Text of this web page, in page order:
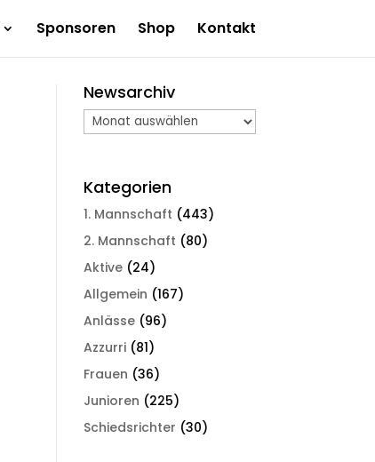
Sponsoren Shop Kontakt
Newsarchiv
Newsarchiv
Kategorien
1. Mannschaft (443)
2. Mannschaft (80)
Aktive (24)
Allgemein (167)
Anlässe (96)
Azzurri (81)
Frauen (36)
Junioren (225)
Schiedsrichter (30)